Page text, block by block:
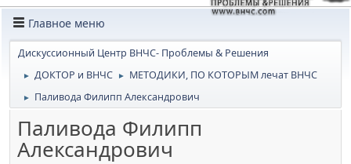
Главное меню
Дискуссионный Центр ВНЧС- Проблемы & Решения
► ДОКТОР и ВНЧС ► МЕТОДИКИ, ПО КОТОРЫМ лечат ВНЧС
► Паливода Филипп Александрович
Паливода Филипп
Александрович